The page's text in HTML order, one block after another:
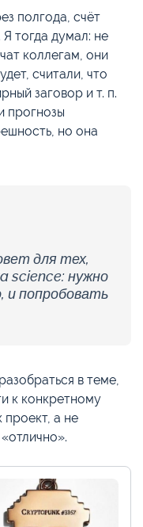
полгода, счёт
тогда думал: не
коллегам, они
считали, что
заговор и т. п.
прогнозы
но она
для тех,
science: нужно
и попробовать
в теме,
к конкретному
проект, а не